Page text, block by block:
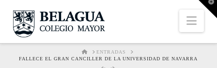
HOMEENTRADAS
FALLECE EL GRAN CANCILLER DE LA UNIVERSIDAD DE NAVARRA